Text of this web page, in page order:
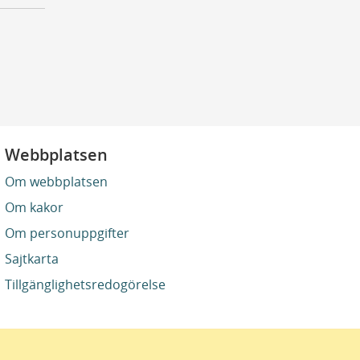
Webbplatsen
Om webbplatsen
Om kakor
Om personuppgifter
Sajtkarta
Tillgänglighetsredogörelse